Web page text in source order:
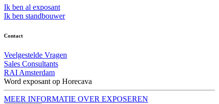
Ik ben al exposant
Ik ben standbouwer
Contact
Veelgestelde Vragen
Sales Consultants
RAI Amsterdam
Word exposant op Horecava
MEER INFORMATIE OVER EXPOSEREN